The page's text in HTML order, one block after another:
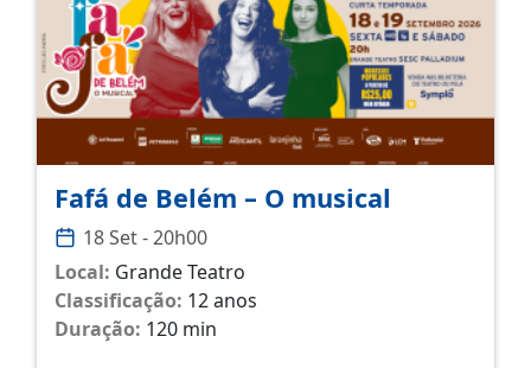
Fafá de Belém – O musical
18 Set - 20h00
Local: Grande Teatro
Classificação: 12 anos
Duração: 120 min